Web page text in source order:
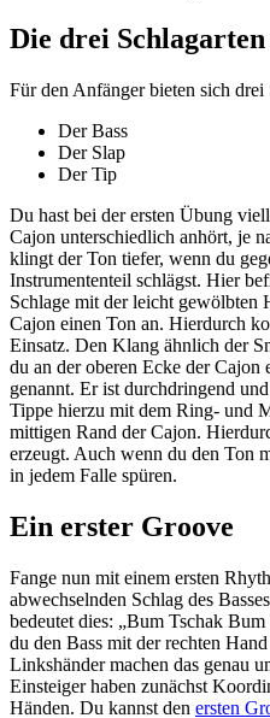
Die drei Schlagarten
Für den Anfänger bieten sich drei
Der Bass
Der Slap
Der Tip
Du hast bei der ersten Übung
Cajon unterschiedlich anhört, je
klingt der Ton tiefer, wenn du
Instrumententeil schlägst. Hier
Schlage mit der leicht gewölbten
Cajon einen Ton an. Hierdurch
Einsatz. Den Klang ähnlich der
du an der oberen Ecke der
genannt. Er ist durchdringend
Tippe hierzu mit dem Ring- und
mittigen Rand der Cajon.
erzeugt. Auch wenn du den Ton
in jedem Falle spüren.
Ein erster Groove
Fange nun mit einem ersten
abwechselnden Schlag des
bedeutet dies: „Bum Tschak
du den Bass mit der rechten
Linkshänder machen das genau
Einsteiger haben zunächst
Händen. Du kannst den ersten